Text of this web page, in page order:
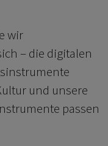
wir
– die digitalen
und unsere
passen